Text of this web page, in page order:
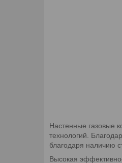
Настенные газовые
технологий.
благодаря наличию
Высокая